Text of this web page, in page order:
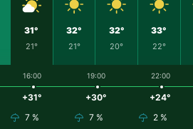
31°
21°
32°
21°
32°
20°
33°
22°
16:00
+31°
7 %
19:00
+30°
7 %
22:00
+24°
2 %